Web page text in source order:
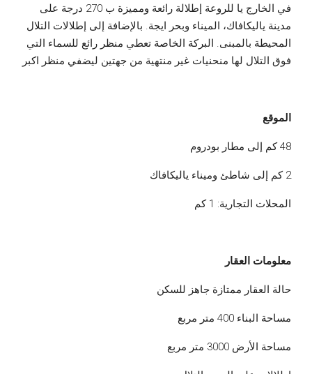
في الخارج يا للروعة إطلالة رائعة ومميزة ب 270 درجة على
مدينة ياليكافاك، الميناء وبحر ايجة. بالإضافة إلى إطلالات التلال
المحيطة بالمبنى. البركة الخاصة تعطي منظر رائع للسماء التي
فوق التلال لها منحنيات غير منتهية من جهتين ليضفي منظر اكبر
الموقع
48 كم إلى مطار بودروم
2 كم إلى شاطئ وميناء ياليكافاك
المحلات التجارية: 1 كم
معلومات العقار
حالة العقار ممتازة جاهز للسكن
مساحة البناء 400 متر مربع
مساحة الأرض 3000 متر مربع